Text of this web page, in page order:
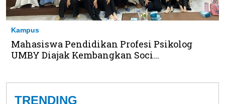
Kampus
Mahasiswa Pendidikan Profesi Psikolog
UMBY Diajak Kembangkan Soci...
TRENDING